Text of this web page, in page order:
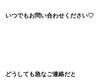
いつでもお問い合わせください♡
どうしても急なご連絡だと